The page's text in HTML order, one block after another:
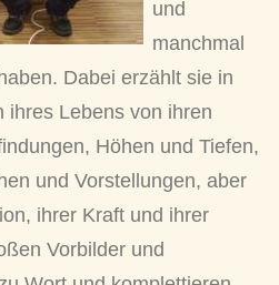
und
manchmal
Dabei erzählt sie in
ihres Lebens von ihren
Höhen und Tiefen,
und Vorstellungen, aber
ihrer Kraft und ihrer
Vorbilder und